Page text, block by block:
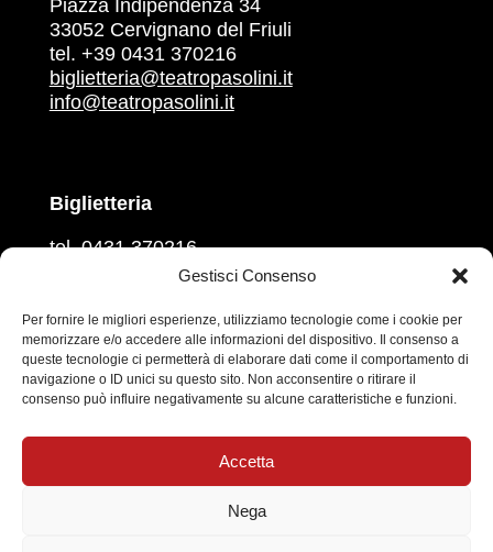
Gestisci Consenso
Per fornire le migliori esperienze, utilizziamo tecnologie come i cookie per
memorizzare e/o accedere alle informazioni del dispositivo. Il consenso a
queste tecnologie ci permetterà di elaborare dati come il comportamento di
navigazione o ID unici su questo sito. Non acconsentire o ritirare il
consenso può influire negativamente su alcune caratteristiche e funzioni.
Accetta
Nega
Piazza Indipendenza 34
33052 Cervignano del Friuli
tel. +39 0431 370216
biglietteria@teatropasolini.it
info@teatropasolini.it
Biglietteria
tel. 0431 370216
martedì, mercoledì, venerdì
giovedì e sabato
ore 10.00 – 12.00
Prevendita sul circuito Vivaticket